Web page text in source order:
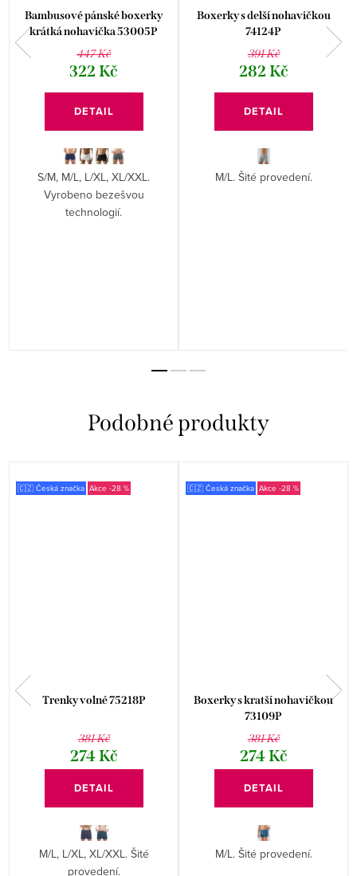
Bambusové pánské boxerky
krátká nohavička 53005P
447 Kč
322 Kč
DETAIL
S/M, M/L, L/XL, XL/XXL.
Vyrobeno bezešvou
technologií.
Boxerky s delší nohavičkou
74124P
391 Kč
282 Kč
DETAIL
M/L. Šité provedení.
🇨🇿 Česká značka -28 %
Trenky volné 75218P
381 Kč
274 Kč
DETAIL
M/L, L/XL, XL/XXL. Šité
provedení.
🇨🇿 Česká značka -28 %
Boxerky s kratší nohavičkou
73109P
381 Kč
274 Kč
DETAIL
M/L. Šité provedení.